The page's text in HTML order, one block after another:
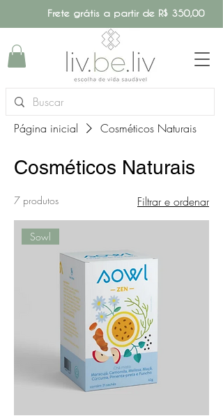
Frete grátis a partir de R$ 350,00
Página inicial Cosméticos Naturais
Cosméticos Naturais
7 produtos Filtrar e ordenar
Sowl